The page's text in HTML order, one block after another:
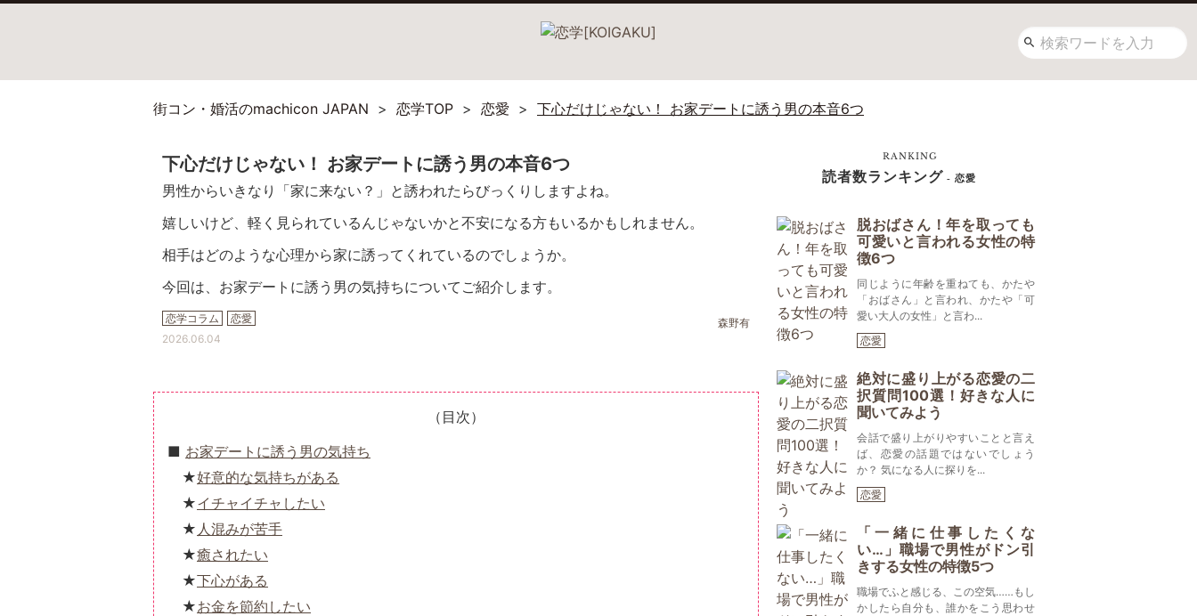
街コン・婚活のmachicon JAPAN 恋学TOP 恋愛 下心だけじゃない！ お家デートに誘う男の本音6つ
下心だけじゃない！ お家デートに誘う男の本音6つ
男性からいきなり「家に来ない？」と誘われたらびっくりしますよね。
嬉しいけど、軽く見られているんじゃないかと不安になる方もいるかもしれません。
相手はどのような心理から家に誘ってくれているのでしょうか。
今回は、お家デートに誘う男の気持ちについてご紹介します。
恋学コラム 恋愛
森野有
2026.06.04
（目次）
お家デートに誘う男の気持ち
好意的な気持ちがある
イチャイチャしたい
人混みが苦手
癒されたい
下心がある
お金を節約したい
RANKING
読者数ランキング - 恋愛
脱おばさん！年を取っても
可愛いと言われる女性の特
徴6つ
同じように年齢を重ねても、かたや
「おばさん」と言われ、かたや「可
愛い大人の女性」と言わ...
恋愛
絶対に盛り上がる恋愛の二
択質問100選！好きな人に
聞いてみよう
会話で盛り上がりやすいことと言え
ば、恋愛の話題ではないでしょう
か？ 気になる人に探りを...
恋愛
「一緒に仕事したくな
い…」職場で男性がドン引
きする女性の特徴5つ
職場でふと感じる、この空気……もし
かしたら自分も、誰かをこう思わせ